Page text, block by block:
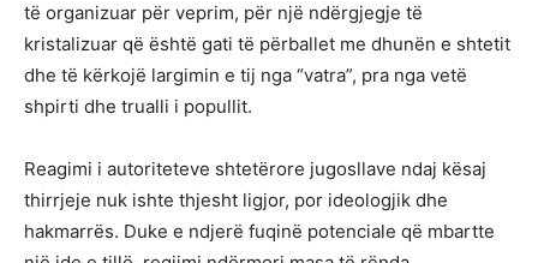
të organizuar për veprim, për një ndërgjegje të
kristalizuar që është gati të përballet me dhunën e shtetit
dhe të kërkojë largimin e tij nga “vatra”, pra nga vetë
shpirti dhe trualli i popullit.
Reagimi i autoriteteve shtetërore jugosllave ndaj kësaj
thirrjeje nuk ishte thjesht ligjor, por ideologjik dhe
hakmarrës. Duke e ndjerë fuqinë potenciale që mbartte